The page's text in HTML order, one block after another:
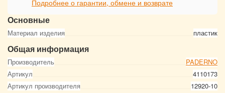
Основные
Материал изделия пластик
Общая информация
Производитель
PADERNO
Артикул
4110173
Артикул производителя
12920-10
Подробнее о гарантии, обмене и возврате